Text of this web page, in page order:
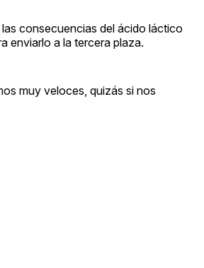
consecuencias del ácido láctico
enviarlo a la tercera plaza.
muy veloces, quizás si nos